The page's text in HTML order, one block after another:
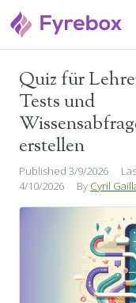
Quiz für
Tests und
erstellen
Published 3/9/2026
4/10/2026
By Cyril